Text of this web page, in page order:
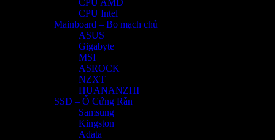
CPU AMD
CPU Intel
Mainboard – Bo mạch chủ
ASUS
Gigabyte
MSI
ASROCK
NZXT
HUANANZHI
SSD – Ổ Cứng Rắn
Samsung
Kingston
Adata